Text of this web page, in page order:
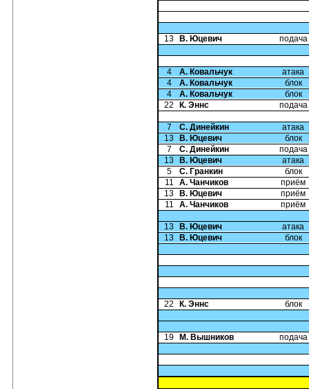
13 В. Юцевич подача
4 А. Ковальчук
атака
4
А. Ковальчук
блок
4
А. Ковальчук
блок
22
К. Эннс подача
7 С. Динейкин
атака
13
В. Юцевич
блок
7
С. Динейкин
подача
13
В. Юцевич
атака
5
С. Гранкин
блок
11
А. Чанчиков
приём
13
В. Юцевич
приём
11
А. Чанчиков приём
13 В. Юцевич
атака
13
В. Юцевич блок
22 К. Эннс блок
19 М. Вышников подача